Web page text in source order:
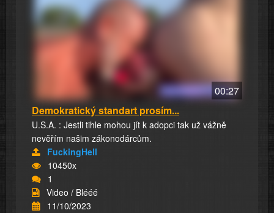
00:27
Demokratický standart prosím...
U.S.A. : Jestli tihle mohou jít k adopci tak už vážně
nevěřím našim zákonodárcům.
FuckingHell
10450x
1
Video / Blééé
11/10/2023